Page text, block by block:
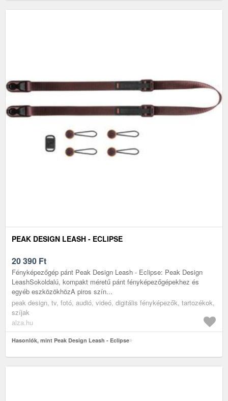
PEAK DESIGN LEASH - ECLIPSE
20 390 Ft
Fényképezőgép pánt Peak Design Leash - Eclipse: Peak Design
LeashSokoldalú, kompakt méretű pánt fényképezőgépekhez és
egyéb eszközökhözA piros szín...
peak design, tv, fotó, audió, videó, digitális fényképezők, tartozékok,
szíjak
alza.hu
Hasonlók, mint Peak Design Leash - Eclipse